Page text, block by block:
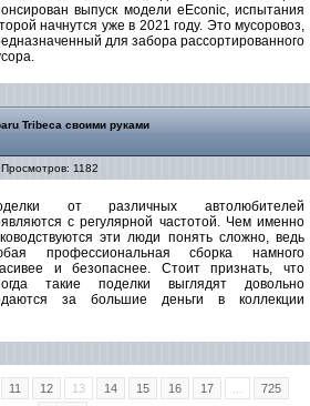
выпуск модели eEconic, испытания
начнутся уже в 2021 году. Это мусоровоз,
для забора рассортированного
Tribeca своими руками
1182
от различных автолюбителей
с регулярной частотой. Чем именно
эти люди понять сложно, ведь
профессиональная сборка намного
и безопаснее. Стоит признать, что
такие поделки выглядят довольно
за большие деньги в коллекции
11 12 13 14 15 16 17 725